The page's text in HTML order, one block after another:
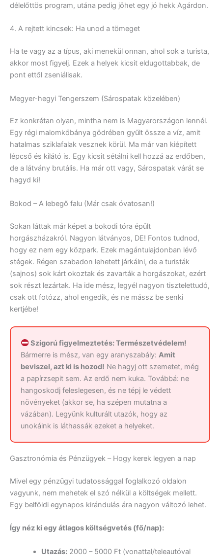
délelőttös program, utána pedig jöhet egy jó hekk Agárdon.
4. A rejtett kincsek: Ha unod a tömeget
Ha te vagy az a típus, aki menekül onnan, ahol sok a turista,
akkor most figyelj. Ezek a helyek kicsit eldugottabbak, de
pont ettől zseniálisak.
Megyer-hegyi Tengerszem (Sárospatak közelében)
Ez konkrétan olyan, mintha nem is Magyarországon lennél.
Egy régi malomkőbánya gödrében gyűlt össze a víz, amit
hatalmas sziklafalak vesznek körül. Ma már van kiépített
lépcső és kilátó is. Egy kicsit sétálni kell hozzá az erdőben,
de a látvány brutális. Ha már ott vagy, Sárospatak várát se
hagyd ki!
Bokod – A lebegő falu (Már csak óvatosan!)
Sokan láttak már képet a bokodi tóra épült
horgászházakról. Nagyon látványos, DE! Fontos tudnod,
hogy ez nem egy közpark. Ezek magántulajdonban lévő
stégek. Régen szabadon lehetett járkálni, de a turisták
(sajnos) sok kárt okoztak és zavarták a horgászokat, ezért
sok részt lezártak. Ha ide mész, legyél nagyon tisztelettudó,
csak ott fotózz, ahol engedik, és ne mássz be senki
kertjébe!
Szigorú figyelmeztetés: Természetvédelem!
Bármerre is mész, van egy aranyszabály: Amit
beviszel, azt ki is hozod! Ne hagyj ott szemetet, még
a papírzsepit sem. Az erdő nem kuka. Továbbá: ne
hangoskodj feleslegesen, és ne tépj le védett
növényeket (akkor se, ha szépen mutatna a
vázában). Legyünk kulturált utazók, hogy az
unokáink is láthassák ezeket a helyeket.
Gasztronómia és Pénzügyek – Hogy kerek legyen a nap
Mivel egy pénzügyi tudatossággal foglalkozó oldalon
vagyunk, nem mehetek el szó nélkül a költségek mellett.
Egy belföldi egynapos kirándulás ára nagyon változó lehet.
Így néz ki egy átlagos költségvetés (fő/nap):
Utazás:2000 – 5000 Ft (vonattal/teleautóval